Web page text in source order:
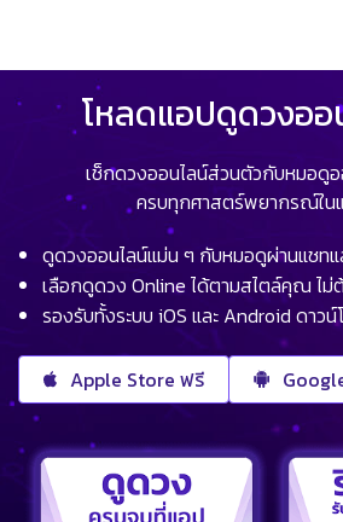
โหลดแอปดูดวงออ
เช็กดวงออนไลน์ส่วนตัวกับหมอดู
ครบทุกศาสตร์พยากรณ์ใน
ดูดวงออนไลน์แม่น ๆ กับหมอดูผ่านแชทแ
เลือกดูดวง Online ได้ตามสไตล์คุณ ไม่
รองรับทั้งระบบ iOS และ Android ดาวน์
Apple Store ฟรี